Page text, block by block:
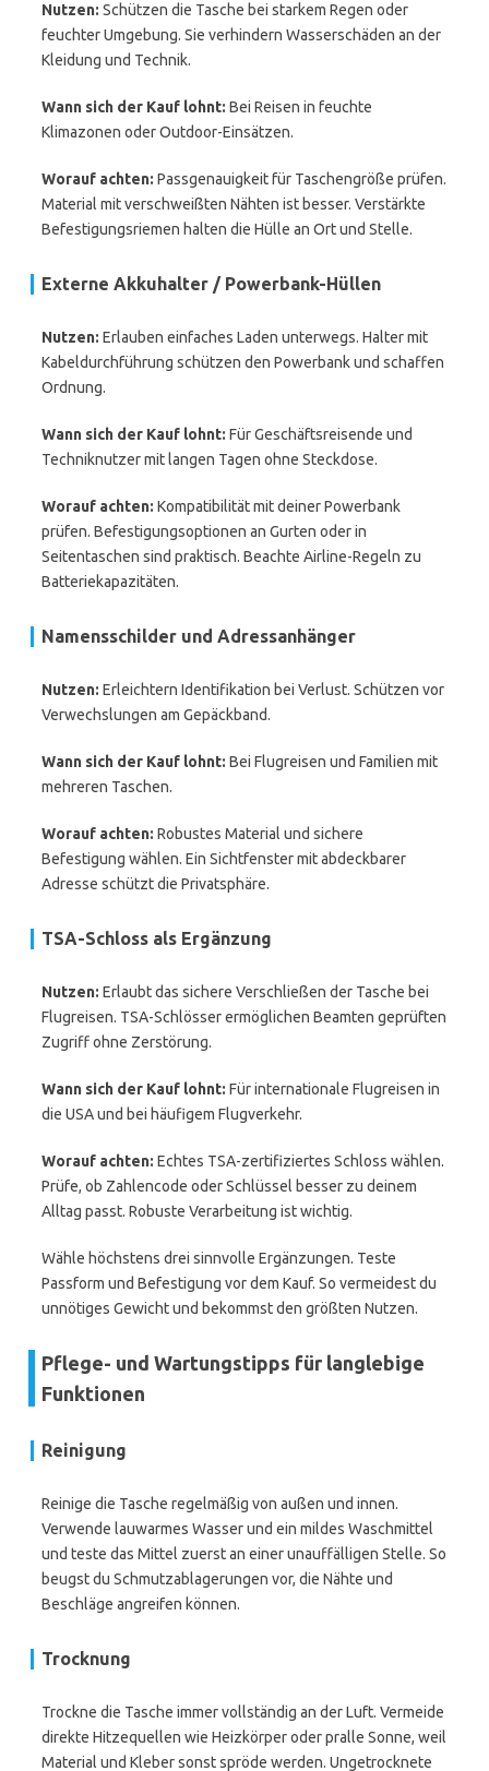
Nutzen: Schützen die Tasche bei starkem Regen oder
feuchter Umgebung. Sie verhindern Wasserschäden an der
Kleidung und Technik.
Wann sich der Kauf lohnt: Bei Reisen in feuchte
Klimazonen oder Outdoor-Einsätzen.
Worauf achten: Passgenauigkeit für Taschengröße prüfen.
Material mit verschweißten Nähten ist besser. Verstärkte
Befestigungsriemen halten die Hülle an Ort und Stelle.
Externe Akkuhalter / Powerbank-Hüllen
Nutzen: Erlauben einfaches Laden unterwegs. Halter mit
Kabeldurchführung schützen den Powerbank und schaffen
Ordnung.
Wann sich der Kauf lohnt: Für Geschäftsreisende und
Techniknutzer mit langen Tagen ohne Steckdose.
Worauf achten: Kompatibilität mit deiner Powerbank
prüfen. Befestigungsoptionen an Gurten oder in
Seitentaschen sind praktisch. Beachte Airline-Regeln zu
Batteriekapazitäten.
Namensschilder und Adressanhänger
Nutzen: Erleichtern Identifikation bei Verlust. Schützen vor
Verwechslungen am Gepäckband.
Wann sich der Kauf lohnt: Bei Flugreisen und Familien mit
mehreren Taschen.
Worauf achten: Robustes Material und sichere
Befestigung wählen. Ein Sichtfenster mit abdeckbarer
Adresse schützt die Privatsphäre.
TSA-Schloss als Ergänzung
Nutzen: Erlaubt das sichere Verschließen der Tasche bei
Flugreisen. TSA-Schlösser ermöglichen Beamten geprüften
Zugriff ohne Zerstörung.
Wann sich der Kauf lohnt: Für internationale Flugreisen in
die USA und bei häufigem Flugverkehr.
Worauf achten: Echtes TSA-zertifiziertes Schloss wählen.
Prüfe, ob Zahlencode oder Schlüssel besser zu deinem
Alltag passt. Robuste Verarbeitung ist wichtig.
Wähle höchstens drei sinnvolle Ergänzungen. Teste
Passform und Befestigung vor dem Kauf. So vermeidest du
unnötiges Gewicht und bekommst den größten Nutzen.
Pflege- und Wartungstipps für langlebige
Funktionen
Reinigung
Reinige die Tasche regelmäßig von außen und innen.
Verwende lauwarmes Wasser und ein mildes Waschmittel
und teste das Mittel zuerst an einer unauffälligen Stelle. So
beugst du Schmutzablagerungen vor, die Nähte und
Beschläge angreifen können.
Trocknung
Trockne die Tasche immer vollständig an der Luft. Vermeide
direkte Hitzequellen wie Heizkörper oder pralle Sonne, weil
Material und Kleber sonst spröde werden. Ungetrocknete